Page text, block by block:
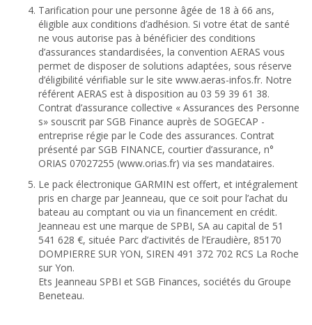
Tarification pour une personne âgée de 18 à 66 ans,
éligible aux conditions d’adhésion. Si votre état de santé
ne vous autorise pas à bénéficier des conditions
d’assurances standardisées, la convention AERAS vous
permet de disposer de solutions adaptées, sous réserve
d’éligibilité vérifiable sur le site www.aeras-infos.fr. Notre
référent AERAS est à disposition au 03 59 39 61 38.
Contrat d’assurance collective « Assurances des Personne
s» souscrit par SGB Finance auprès de SOGECAP -
entreprise régie par le Code des assurances. Contrat
présenté par SGB FINANCE, courtier d’assurance, n°
ORIAS 07027255 (www.orias.fr) via ses mandataires.
Le pack électronique GARMIN est offert, et intégralement
pris en charge par Jeanneau, que ce soit pour l’achat du
bateau au comptant ou via un financement en crédit.
Jeanneau est une marque de SPBI, SA au capital de 51
541 628 €, située Parc d’activités de l’Eraudière, 85170
DOMPIERRE SUR YON, SIREN 491 372 702 RCS La Roche
sur Yon.
Ets Jeanneau SPBI et SGB Finances, sociétés du Groupe
Beneteau.